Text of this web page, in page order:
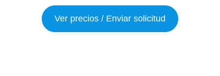
Ver precios / Enviar solicitud